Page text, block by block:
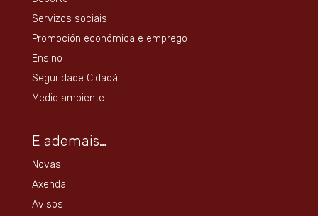
Servizos sociais
Promoción económica e emprego
Ensino
Seguridade Cidadá
Medio ambiente
E ademais…
Novas
Axenda
Avisos